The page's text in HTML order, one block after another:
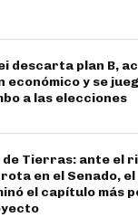
descarta plan B,
económico y se
a las elecciones
de Tierras: ante el
en el Senado,
el capítulo más